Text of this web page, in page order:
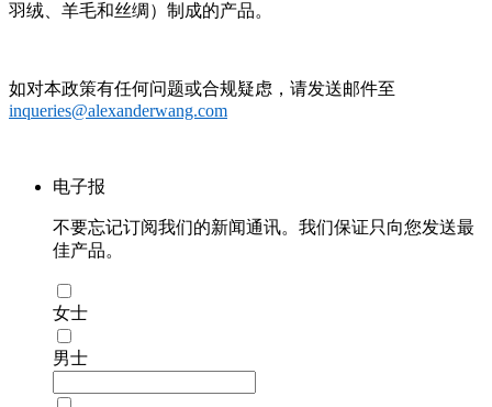
羽绒、羊毛和丝绸）制成的产品。
如对本政策有任何问题或合规疑虑，请发送邮件至
inqueries@alexanderwang.com
电子报
不要忘记订阅我们的新闻通讯。我们保证只向您发送最
佳产品。
女士
男士